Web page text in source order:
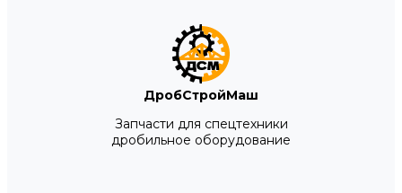
ДробСтройМаш
Запчасти для спецтехники
дробильное оборудование